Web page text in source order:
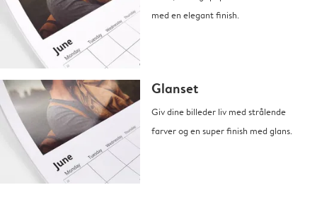
med en elegant finish.
Glanset
Giv dine billeder liv med strålende
farver og en super finish med glans.